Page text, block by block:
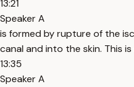
13:21
Speaker A
is formed by rupture of the
canal and into the skin. This
13:35
Speaker A